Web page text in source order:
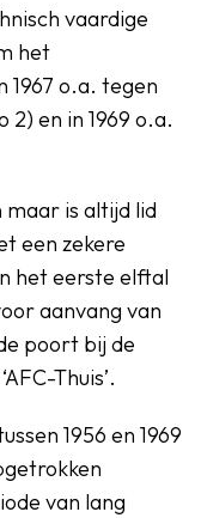
vaardige
het
1967 o.a. tegen
en in 1969 o.a.
is altijd lid
een zekere
het eerste elftal
aanvang van
poort bij de
Thuis’.
1956 en 1969
van lang